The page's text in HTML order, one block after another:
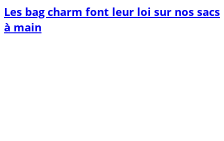
Les bag charm font leur loi sur nos sacs
à main